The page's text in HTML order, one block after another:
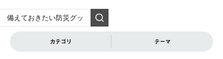
カテゴリ テーマ